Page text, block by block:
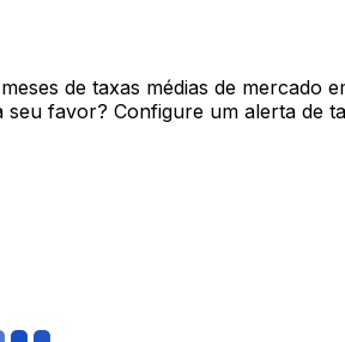
de taxas médias de mercado
favor? Configure um alerta de